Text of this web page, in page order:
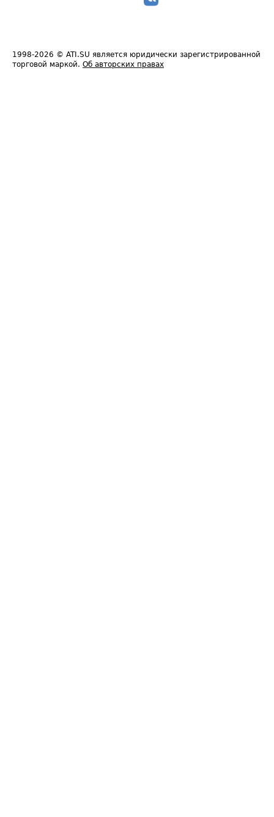
1998-2026 © ATI.SU является юридически зарегистрированной
торговой маркой. Об авторских правах